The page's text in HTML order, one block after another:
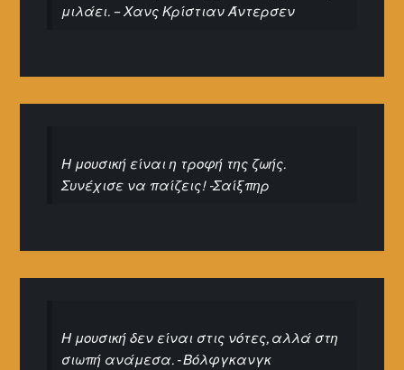
μιλάει. – Χανς Κρίστιαν Άντερσεν
Η μουσική είναι η τροφή της ζωής.
Συνέχισε να παίζεις! -Σαίξπηρ
Η μουσική δεν είναι στις νότες, αλλά στη
σιωπή ανάμεσα. - Βόλφγκανγκ